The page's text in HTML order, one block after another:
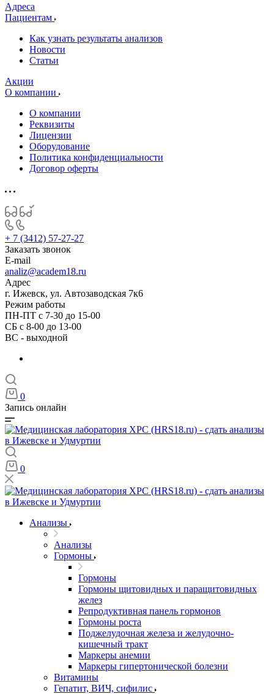
Адреса
Пациентам
Как узнать результаты анализов
Новости
Статьи
Акции
О компании
О компании
Реквизиты
Лицензии
Оборудование
Политика конфиденциальности
Договор оферты
+ 7 (3412) 57-27-27
Заказать звонок
E-mail
analiz@academ18.ru
Адрес
г. Ижевск, ул. Автозаводская 7к6
Режим работы
ПН-ПТ с 7-30 до 15-00
СБ с 8-00 до 13-00
ВС - выходной
0
Запись онлайн
0
Анализы
Анализы
Гормоны
Гормоны
Гормоны щитовидных и паращитовидных
желез
Репродуктивная панель гормонов
Гормоны роста
Поджелудочная железа и желудочно-
кишечный тракт
Маркеры анемии
Маркеры гипертонической болезни
Витамины
Гепатит, ВИЧ, сифилис